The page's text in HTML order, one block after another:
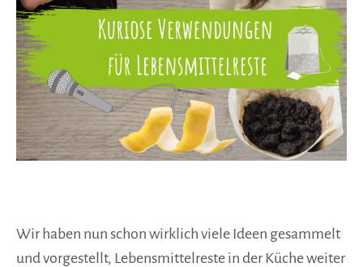
Wir haben nun schon wirklich viele Ideen gesammelt
und vorgestellt, Lebensmittelreste in der Küche weiter